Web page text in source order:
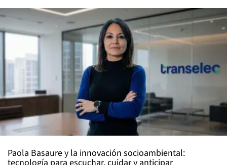
Paola Basaure y la innovación socioambiental: